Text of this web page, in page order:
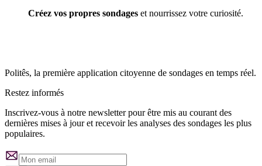
Créez vos propres sondages et nourrissez votre curiosité.
Politês, la première application citoyenne de sondages en temps réel.
Restez informés
Inscrivez-vous à notre newsletter pour être mis au courant des
dernières mises à jour et recevoir les analyses des sondages les plus
populaires.